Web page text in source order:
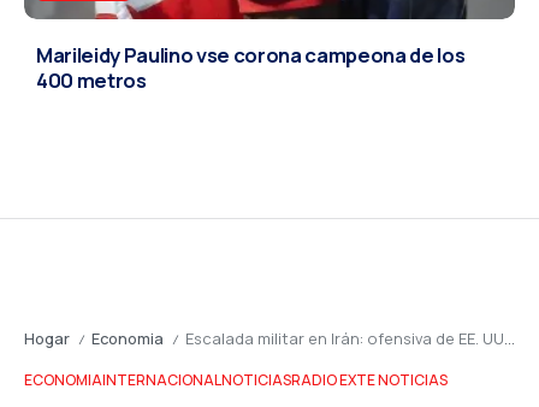
Marileidy Paulino vse corona campeona de los
400 metros
Hogar / Economia / Escalada militar en Irán: ofensiva de EE. UU. e Israel amenaza con desatar una crisis regional y económica mundial
ECONOMIAINTERNACIONALNOTICIASRADIO EXTE NOTICIAS